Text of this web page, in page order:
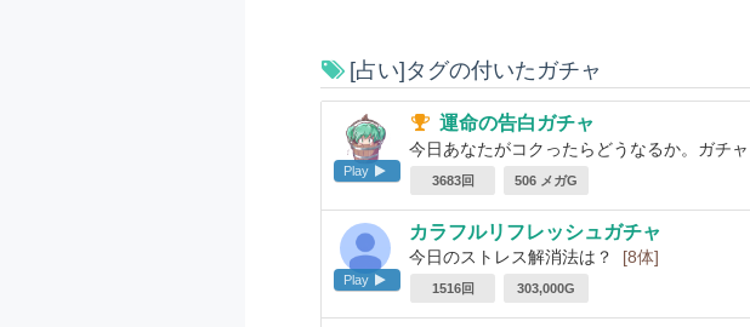
[占い]タグの付いたガチャ
Play
運命の告白ガチャ
今日あなたがコクったらどうなるか。ガチ
3683回 506 メガG
Play
カラフルリフレッシュガチャ
今日のストレス解消法は？ [8体]
1516回 303,000G